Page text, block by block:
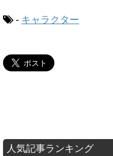
- キャラクター
人気記事ランキング